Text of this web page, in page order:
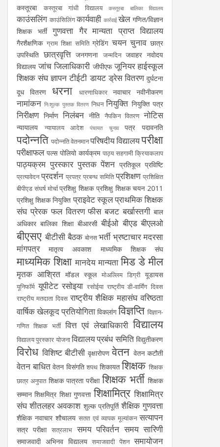
कस्तूरबा
कस्तूरबा गांधी विद्यालय कस्तूरबा बालिका विद्यालय
काउंसलिंग काउंसिलिंग कार्यवाही कार्रवाई खेल गणित/विज्ञान
शिक्षक भर्ती
गुणवत्ता गैर मान्यता प्राप्त विद्यालय
गैरशैक्षणिक ग्राम शिक्षा समिति ग्रेडिंग चयन चुनाव छात्र
उपस्थिति छात्रवृत्ति जनगणना जन्मदिन जवाहर नवोदय
विद्यालय जांच जिलाधिकारी जीपीएफ जूनियर हाईस्कूल
शिक्षक संघ ज्ञापन टीईटी डायट ड्रेस वितरण दुर्घटना
दूध वितरण
धरना धारणाधिकार नवाचार नवीनीकरण
नामांकन निःशुल्क पुस्तक वितरण निधन नियुक्ति नियुक्ति पत्र
निरीक्षण निर्माण निलंबन नीति नैपकिन वितरण नोटिस
न्यायालय न्यायालय आदेश पंचायत चुनाव पत्र पदावनति
पदोन्नति पदोन्नति वेतनमानपरिषदीय विद्यालयपरीक्षा
परीक्षाफल पल्स पोलियो कार्यक्रम पाठ्य सहगामी क्रियाकलाप
पाठ्यक्रम पुरस्कार पुस्तक पेंशन प्रतिकूल प्रविष्टि
प्रत्यावेदन प्रदर्शन प्रपत्र प्रबन्ध समिति प्रशिक्षण प्रशिक्षित
बीपीएड संघर्ष मोर्चा प्रशिक्षु शिक्षक प्रशिक्षु शिक्षक चयन 2011
प्रशिक्षु शिक्षक नियुक्ति प्राइवेट स्कूलप्राथमिक शिक्षक
संघ प्रेरक फल वितरण फीस बजट बर्खास्तगी बाल
अधिकार बालिका शिक्षा बीआरसी बीईओ बीएड बीएलओ
बीएसए बीटीसी बैठक बोनस भर्ती भ्रष्टाचार मदरसा
मांगपत्र
मातृत्व अवकाश माध्यमिक शिक्षक संघ
माध्यमिक शिक्षा मानदेय मान्यता मिड डे मील
मृतक आश्रित मॉडल स्कूल मोअल्लिम डिग्री यूडायस
यूनिफॉर्म यूपीटेट रसोइया रसोईया राष्ट्रीय डी-वार्मिंग दिवस
राष्ट्रीय मतदाता दिवस राष्ट्रीय शैक्षिक महासंघ वरिष्ठता
वार्षिक खेलकूद प्रतियोगिता विकलांग विज्ञप्ति विज्ञान-
गणित शिक्षक भर्ती वित्त एवं लेखाधिकारी विद्यालय
विद्यालय पुरस्कार योजनाविद्यालय प्रबंध समिति विद्युतीकरण
विरोध विशिष्ट बीटीसी वृक्षारोपण वेतन वेतन कटौती
वेतन बाधित वेतन विसंगति शपथ शिकायत शिक्षक शिक्षक
छात्र अनुपात शिक्षक पात्रता परीक्षा शिक्षक भर्ती शिक्षक
सम्मान शिक्षमित्र शिक्षा गुणवत्ता शिक्षामित्र शिक्षामित्र
संघ शीतलहर अवकाश शुल्क प्रतिपूर्ति शैक्षिक गुणवत्ता
शैक्षिक नवाचार शौचालय सतत एवं व्यापक मूल्यांकन सत्यापन
सत्र परीक्षा सत्रलाभ समय परिवर्तन समय सारिणी
समाजवादी अभिनव विद्यालय समाजवादी पेंशन समायोजन